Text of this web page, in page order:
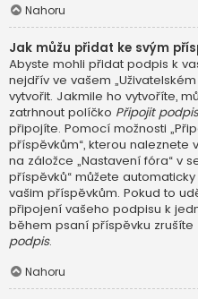
Nahoru
Jak můžu přidat ke svým
Abyste mohli přidat podpis k
nejdřív ve vašem
vytvořit. Jakmile ho vytvoříte,
zatrhnout políčko Připojit podpis
připojíte. Pomocí možnosti
příspěvkům“, kterou naleznete
na záložce „Nastavení fóra“ v
příspěvků“ můžete
vašim příspěvkům. Pokud to
připojení vašeho podpisu k
během psaní příspěvku zrušíte
podpis.
Nahoru